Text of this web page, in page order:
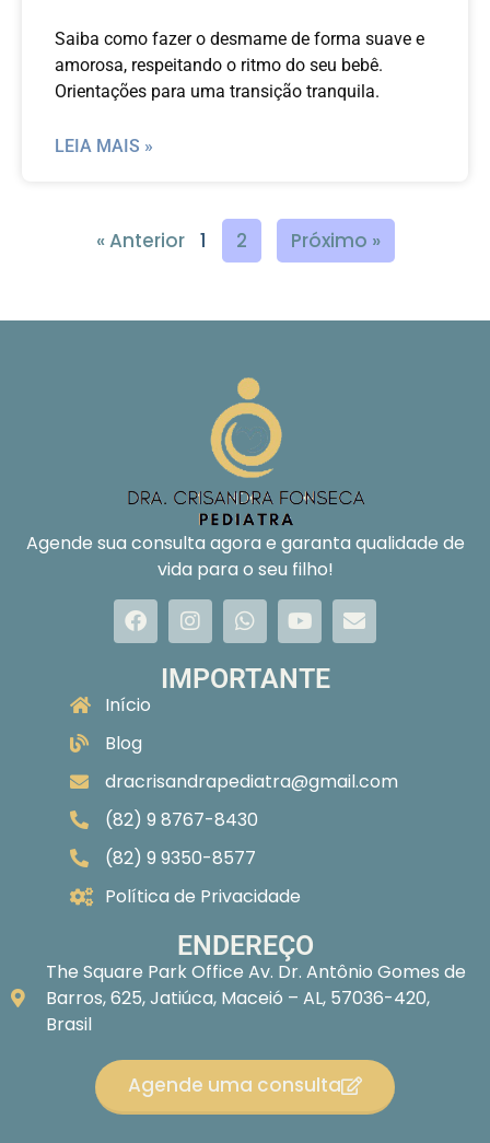
Saiba como fazer o desmame de forma suave e
amorosa, respeitando o ritmo do seu bebê.
Orientações para uma transição tranquila.
LEIA MAIS »
« Anterior 1 2 Próximo »
Agende sua consulta agora e garanta qualidade de
vida para o seu filho!
IMPORTANTE
Início
Blog
dracrisandrapediatra@gmail.com
(82) 9 8767-8430
(82) 9 9350-8577
Política de Privacidade
ENDEREÇO
The Square Park Office Av. Dr. Antônio Gomes de
Barros, 625, Jatiúca, Maceió – AL, 57036-420,
Brasil
Agende uma consulta